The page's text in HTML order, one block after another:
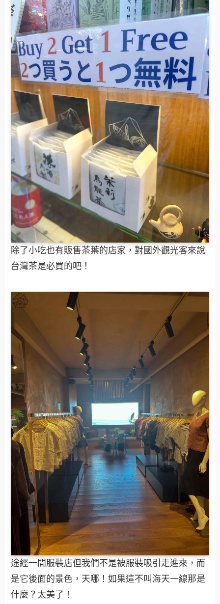
除了小吃也有販售茶葉的店家，對國外觀光客來說
台灣茶是必買的吧！
途經一間服裝店但我們不是被服裝吸引走進來，而
是它後面的景色，天哪！如果這不叫海天一線那是
什麼？太美了！